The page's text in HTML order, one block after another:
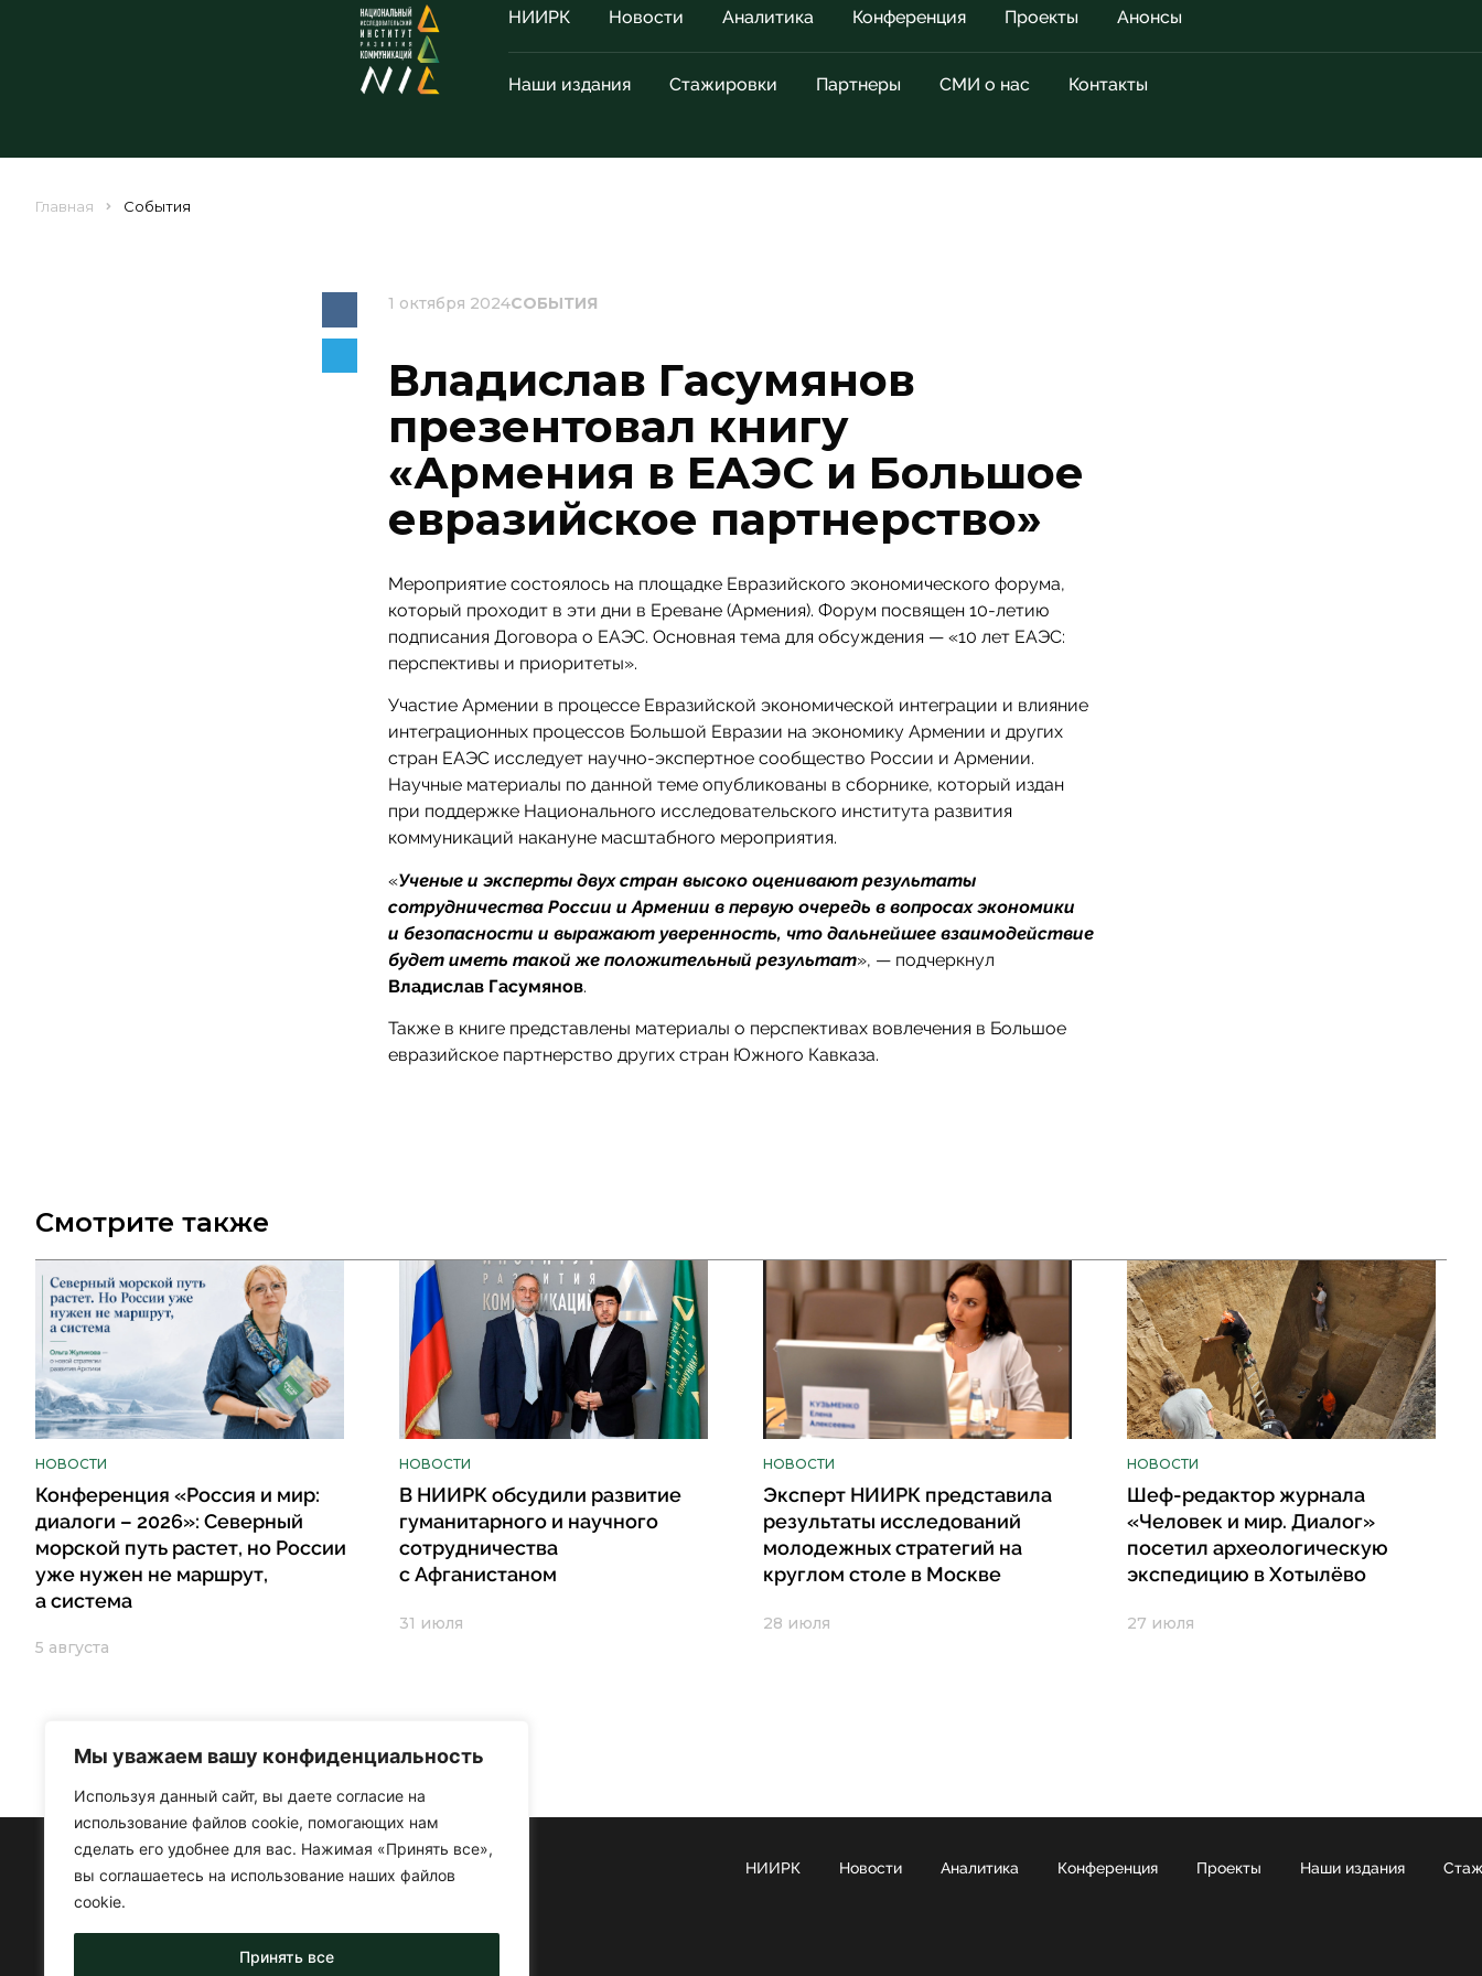
Мы уважаем вашу конфиденциальность
Используя данный сайт, вы даете согласие на
использование файлов cookie, помогающих нам
сделать его удобнее для вас. Нажимая «Принять все»,
вы соглашаетесь на использование наших файлов
cookie.
Принять все
НИИРК Новости Аналитика Конференция Проекты Анонсы
Наши издания Стажировки Партнеры СМИ о нас Контакты
Главная События
1 октября 2024СОБЫТИЯ
Владислав Гасумянов
презентовал книгу
«Армения в ЕАЭС и Большое
евразийское партнерство»
Мероприятие состоялось на площадке Евразийского экономического форума,
который проходит в эти дни в Ереване (Армения). Форум посвящен 10-летию
подписания Договора о ЕАЭС. Основная тема для обсуждения — «10 лет ЕАЭС:
перспективы и приоритеты».
Участие Армении в процессе Евразийской экономической интеграции и влияние
интеграционных процессов Большой Евразии на экономику Армении и других
стран ЕАЭС исследует научно-экспертное сообщество России и Армении.
Научные материалы по данной теме опубликованы в сборнике, который издан
при поддержке Национального исследовательского института развития
коммуникаций накануне масштабного мероприятия.
«Ученые и эксперты двух стран высоко оценивают результаты
сотрудничества России и Армении в первую очередь в вопросах экономики
и безопасности и выражают уверенность, что дальнейшее взаимодействие
будет иметь такой же положительный результат», — подчеркнул
Владислав Гасумянов.
Также в книге представлены материалы о перспективах вовлечения в Большое
евразийское партнерство других стран Южного Кавказа.
Смотрите также
НОВОСТИ
Конференция «Россия и мир:
диалоги – 2026»: Северный
морской путь растет, но России
уже нужен не маршрут,
а система
5 августа
НОВОСТИ
В НИИРК обсудили развитие
гуманитарного и научного
сотрудничества
с Афганистаном
31 июля
НОВОСТИ
Эксперт НИИРК представила
результаты исследований
молодежных стратегий на
круглом столе в Москве
28 июля
НОВОСТИ
Шеф-редактор журнала
«Человек и мир. Диалог»
посетил археологическую
экспедицию в Хотылёво
27 июля
НИИРК Новости Аналитика Конференция Проекты Наши издания